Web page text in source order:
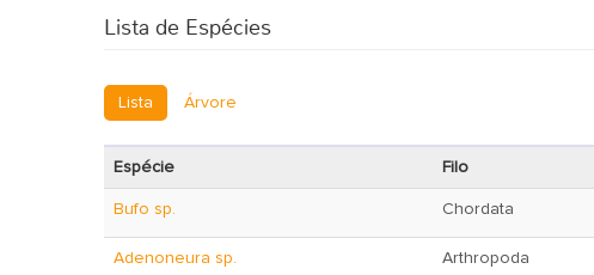
Lista de Espécies
Lista Árvore
Espécie Filo
Bufo sp. Chordata
Adenoneura sp. Arthropoda